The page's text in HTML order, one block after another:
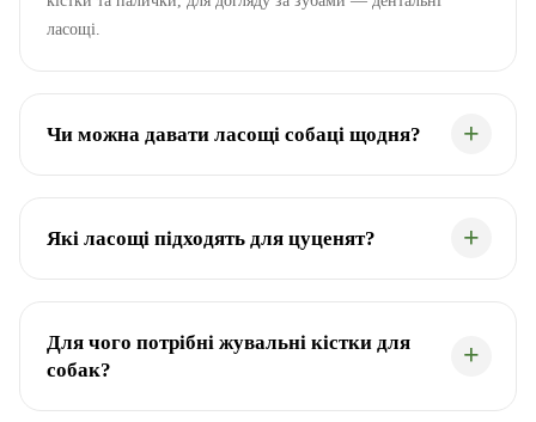
ласощі.
Чи можна давати ласощі собаці щодня?
Які ласощі підходять для цуценят?
Для чого потрібні жувальні кістки для
собак?